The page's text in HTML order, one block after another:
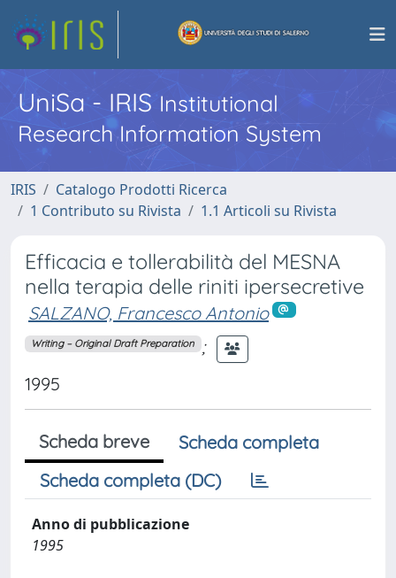
UniSa - IRISInstitutional
Research Information System
IRIS
Catalogo Prodotti Ricerca
1 Contributo su Rivista
1.1 Articoli su Rivista
Efficacia e tollerabilità del MESNA
nella terapia delle riniti ipersecretive
SALZANO, Francesco Antonio
Writing – Original Draft Preparation ;
1995
Scheda breve
Scheda completa
Scheda completa (DC)
Anno di pubblicazione
1995